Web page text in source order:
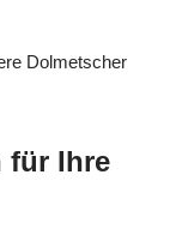
Dolmetscher
für Ihre